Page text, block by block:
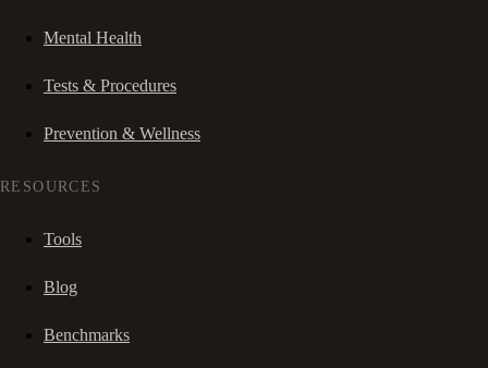
Mental Health
Tests & Procedures
Prevention & Wellness
RESOURCES
Tools
Blog
Benchmarks